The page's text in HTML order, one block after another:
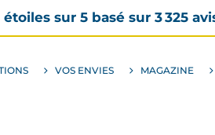
étoiles sur 5 basé sur 3 325
VOS ENVIES MAGAZINE